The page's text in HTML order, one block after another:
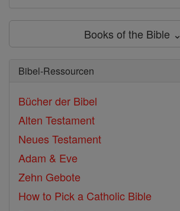
Books of the Bible ⌄
Bibel-Ressourcen
Bücher der Bibel
Alten Testament
Neues Testament
Adam & Eve
Zehn Gebote
How to Pick a Catholic Bible